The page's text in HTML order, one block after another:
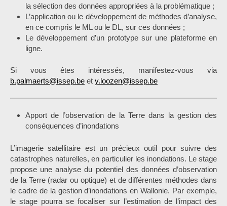
la sélection des données appropriées à la problématique ;
L’application ou le développement de méthodes d’analyse,
en ce compris le ML ou le DL, sur ces données ;
Le développement d’un prototype sur une plateforme en
ligne.
Si vous êtes intéressés, manifestez-vous via
b.palmaerts@issep.be et y.loozen@issep.be
Apport de l’observation de la Terre dans la gestion des
conséquences d’inondations
L’imagerie satellitaire est un précieux outil pour suivre des
catastrophes naturelles, en particulier les inondations. Le stage
propose une analyse du potentiel des données d’observation
de la Terre (radar ou optique) et de différentes méthodes dans
le cadre de la gestion d’inondations en Wallonie. Par exemple,
le stage pourra se focaliser sur l’estimation de l’impact des